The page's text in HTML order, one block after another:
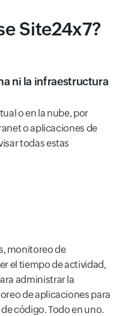
Site24x7?
ni la infraestructura
o en la nube, por
o aplicaciones de
todas estas
monitoreo de
el tiempo de actividad,
administrar la
de aplicaciones para
código. Todo en uno.